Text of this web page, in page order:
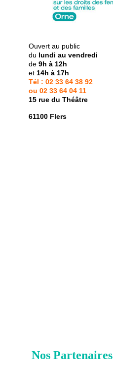
Ouvert au public
du lundi au vendredi
de 9h à 12h
et 14h à 17h
Tél : 02 33 64 38 92
ou 02 33 64 04 11
15 rue du Théâtre
61100 Flers
Nos Partenaires